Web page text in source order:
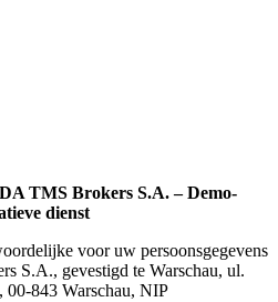
TMS Brokers S.A. – Demo-
dienst
voor uw persoonsgegevens
S.A., gevestigd te Warschau, ul.
00-843 Warschau, NIP